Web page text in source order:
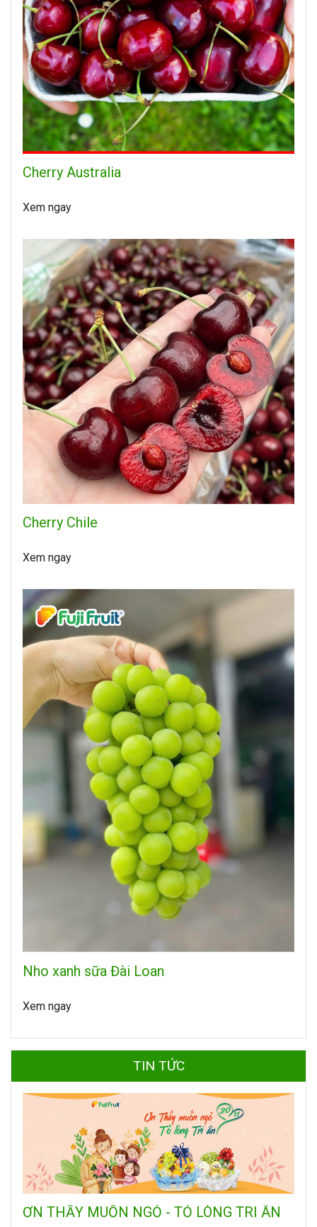
Cherry Australia
Xem ngay
Cherry Chile
Xem ngay
Nho xanh sữa Đài Loan
Xem ngay
TIN TỨC
ƠN THẦY MUỐN NGỎ - TỎ LÒNG TRI ÂN